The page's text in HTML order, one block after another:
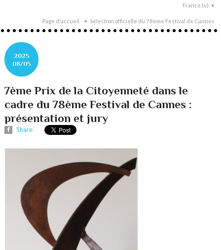
France.tv)
Page d'accueil Sélection officielle du 78ème Festival de Cannes
2025
08/05
7ème Prix de la Citoyenneté dans le
cadre du 78ème Festival de Cannes :
présentation et jury
Share